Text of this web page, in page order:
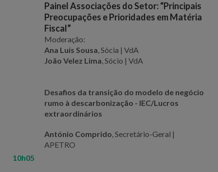
10h05
Painel Associações do Setor: “Principais
Preocupações e Prioridades em Matéria
Fiscal”
Moderação:
Ana Luís Sousa, Sócia | VdA
João Velez Lima, Sócio | VdA
Desafios da transição do modelo de negócio
rumo à descarbonização - IEC/Lucros
extraordinários
António Comprido, Secretário-Geral |
APETRO